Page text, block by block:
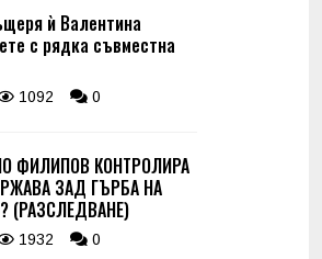
ѝ Валентина
с рядка съвместна
1092 0
ФИЛИПОВ КОНТРОЛИРА
ЗАД ГЪРБА НА
(РАЗСЛЕДВАНЕ)
1932 0